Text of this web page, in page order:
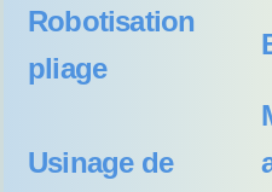
Robotisation
pliage
Usinage de